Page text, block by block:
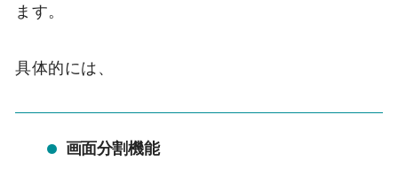
ます。
具体的には、
画面分割機能